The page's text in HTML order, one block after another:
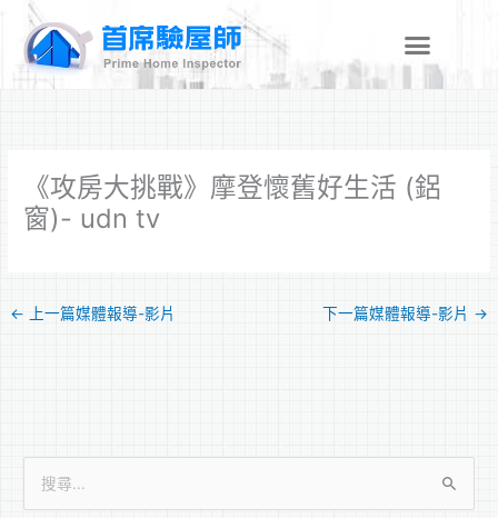
《攻房大挑戰》摩登懷舊好生活 (鋁
窗)- udn tv
← 上一篇媒體報導-影片 下一篇媒體報導-影片 →